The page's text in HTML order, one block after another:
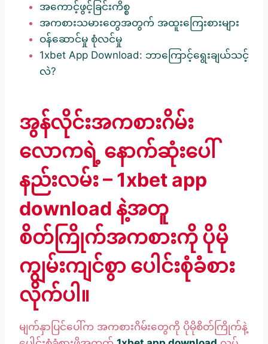
အကောင့်ဖွင့်ခြင်းကိစ္စ
အကစားသမားတွေအတွက် အထူးကြေးစားများ
ဝန်ဆောင်မှု စုံလင်မှု
1xbet App Download: ဘာကြောင့်ရွေးချယ်သင့်
လဲ?
အွန်လိုင်းအကစားဂိမ်း
လောကရဲ့ နောက်ဆုံးပေါ်
နည်းလမ်း – 1xbet app
download နဲ့အတူ
စိတ်ကြိုက်အကစားကို ပိုမို
ကျွမ်းကျင်စွာ ပေါင်းစုံခံစား
လိုက်ပါ။
မျက်နှာပြင်ပေါ်က အကစားဂိမ်းတွေကို ပိုမိုစိတ်ကြိုက်နဲ့